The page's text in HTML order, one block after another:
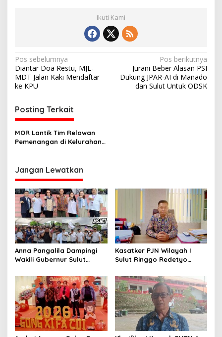
Ikuti Kami
N
a
v
i
g
a
s
p
o
s
Pos sebelumnya
Diantar Doa Restu, MJL-
MDT Jalan Kaki Mendaftar
ke KPU
Pos berikutnya
Jurani Beber Alasan PSI
Dukung JPAR-AI di Manado
dan Sulut Untuk ODSK
Posting Terkait
MOR Lantik Tim Relawan
Pemenangan di Kelurahan
Jangan Lewatkan
Anna Pangalila Dampingi
Wakili Gubernur Sulut
Sulut–Gorontalo di
Langowan
Kasatker PJN Wilayah I
Sulut Ringgo Redetyo
Jalan Jelang Idul Fitri 2026